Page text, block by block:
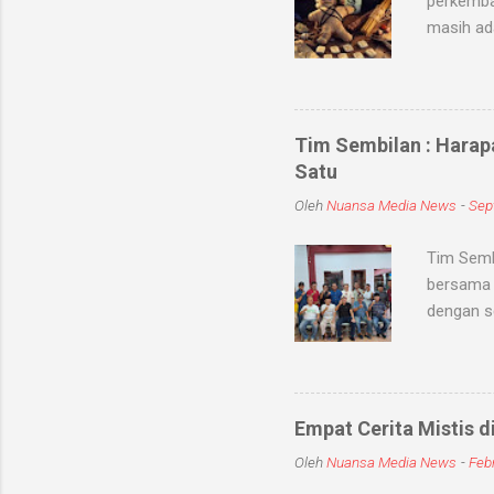
masih
objek
kaum
untuk
khodam
Tim Sembilan :
Satu
OlehNuansa Media News -
Tim
dengan
dengan
jum'at
mereka
Empat Cerita Mistis
OlehNuansa Media News -